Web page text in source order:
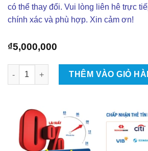
có thể thay đổi. Vui lòng liên hê trực
chính xác và phù hợp. Xin cảm ơn!
₫5,000,000
Độ Đèn Bi Gầm ZX301 Cao Cấp Ô Tô số
THÊM VÀO GIỎ